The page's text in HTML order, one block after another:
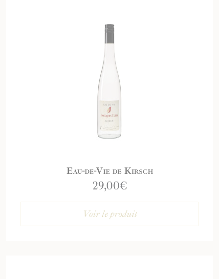
Eau-de-Vie de Kirsch
29,00€
Voir le produit